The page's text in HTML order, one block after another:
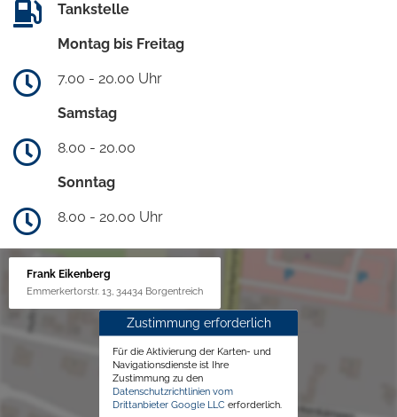
Tankstelle
Montag bis Freitag
7.00 - 20.00 Uhr
Samstag
8.00 - 20.00
Sonntag
8.00 - 20.00 Uhr
Frank Eikenberg
Emmerkertorstr. 13, 34434 Borgentreich
Zustimmung erforderlich
Für die Aktivierung der Karten- und
Navigationsdienste ist Ihre
Zustimmung zu den
Datenschutzrichtlinien vom
Drittanbieter Google LLC erforderlich.